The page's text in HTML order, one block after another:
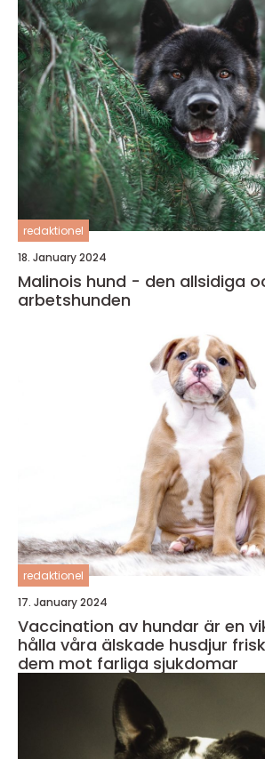
redaktionel
18. January 2024
Malinois hund - den allsidiga
arbetshunden
redaktionel
17. January 2024
Vaccination av hundar är en
hålla våra älskade husdjur
dem mot farliga sjukdomar